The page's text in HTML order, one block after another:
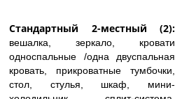
Стандартный 2-местный (2):
вешалка, зеркало, кровати
односпальные /одна двуспальная
кровать, прикроватные тумбочки,
стол, стулья, шкаф, мини-